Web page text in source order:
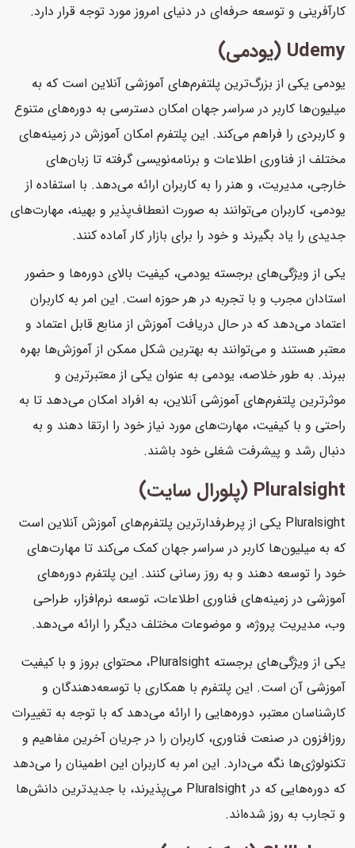
کارآفرینی و توسعه حرفه‌ای در دنیای امروز مورد توجه قرار دارد.
Udemy (یودمی)
یودمی یکی از بزرگ‌ترین پلتفرم‌های آموزشی آنلاین است که به
میلیون‌ها کاربر در سراسر جهان امکان دسترسی به دوره‌های متنوع
و کاربردی را فراهم می‌کند. این پلتفرم امکان آموزش در زمینه‌های
مختلف از فناوری اطلاعات و برنامه‌نویسی گرفته تا زبان‌های
خارجی، مدیریت، و هنر را به کاربران ارائه می‌دهد. با استفاده از
یودمی، کاربران می‌توانند به صورت انعطاف‌پذیر و بهینه، مهارت‌های
جدیدی را یاد بگیرند و خود را برای بازار کار آماده کنند.
یکی از ویژگی‌های برجسته یودمی، کیفیت بالای دوره‌ها و حضور
استادان مجرب و با تجربه در هر حوزه است. این امر به کاربران
اعتماد می‌دهد که در حال دریافت آموزش از منابع قابل اعتماد و
معتبر هستند و می‌توانند به بهترین شکل ممکن از آموزش‌ها بهره
ببرند. به طور خلاصه، یودمی به عنوان یکی از معتبرترین و
موثرترین پلتفرم‌های آموزشی آنلاین، به افراد امکان می‌دهد تا به
راحتی و با کیفیت، مهارت‌های مورد نیاز خود را ارتقا دهند و به
دنبال رشد و پیشرفت شغلی خود باشند.
Pluralsight (پلورال سایت)
Pluralsight یکی از پرطرفدارترین پلتفرم‌های آموزش آنلاین است
که به میلیون‌ها کاربر در سراسر جهان کمک می‌کند تا مهارت‌های
خود را توسعه دهند و به روز رسانی کنند. این پلتفرم دوره‌های
آموزشی در زمینه‌های فناوری اطلاعات، توسعه نرم‌افزار، طراحی
وب، مدیریت پروژه، و موضوعات مختلف دیگر را ارائه می‌دهد.
یکی از ویژگی‌های برجسته Pluralsight، محتوای بروز و با کیفیت
آموزشی آن است. این پلتفرم با همکاری با توسعه‌دهندگان و
کارشناسان معتبر، دوره‌هایی را ارائه می‌دهد که با توجه به تغییرات
روزافزون در صنعت فناوری، کاربران را در جریان آخرین مفاهیم و
تکنولوژی‌ها نگه می‌دارد. این امر به کاربران این اطمینان را می‌دهد
که دوره‌هایی که در Pluralsight می‌پذیرند، با جدیدترین دانش‌ها
و تجارب به روز شده‌اند.